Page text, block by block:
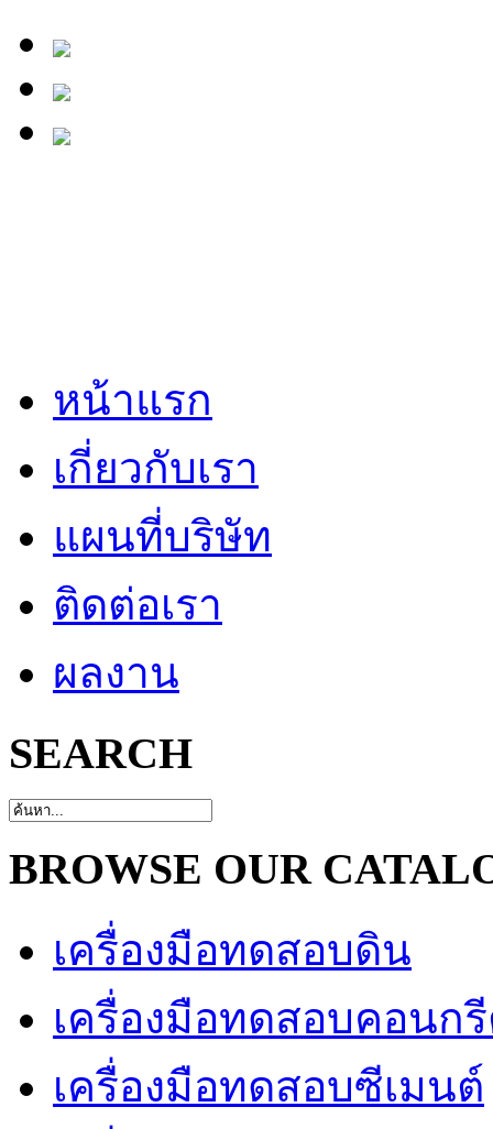
หน้าแรก
เกี่ยวกับเรา
แผนที่บริษัท
ติดต่อเรา
ผลงาน
SEARCH
BROWSE OUR
เครื่องมือทดสอบดิน
เครื่องมือทดสอบคอนก
เครื่องมือทดสอบซีเมนต์